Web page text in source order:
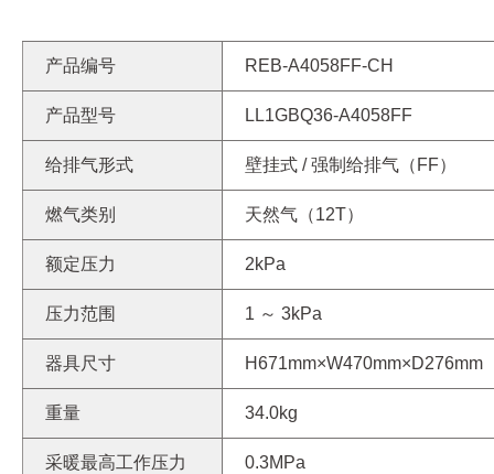
产品编号 REB-A4058FF-CH
产品型号 LL1GBQ36-A4058FF
给排气形式 壁挂式 / 强制给排气（FF）
燃气类别 天然气（12T）
额定压力 2kPa
压力范围 1 ～ 3kPa
器具尺寸 H671mm×W470mm×D276mm
重量 34.0kg
采暖最高工作压力 0.3MPa